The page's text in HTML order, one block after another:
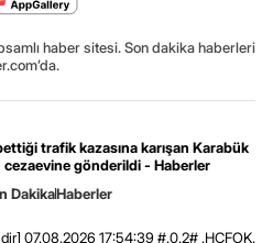
haber sitesi. Son dakika haberleri
trafik kazasına karışan Karabük
gönderildi - Haberler
DakikaHaberler
07.08.2026 17:54:39 #.0.2# .HCFOK.